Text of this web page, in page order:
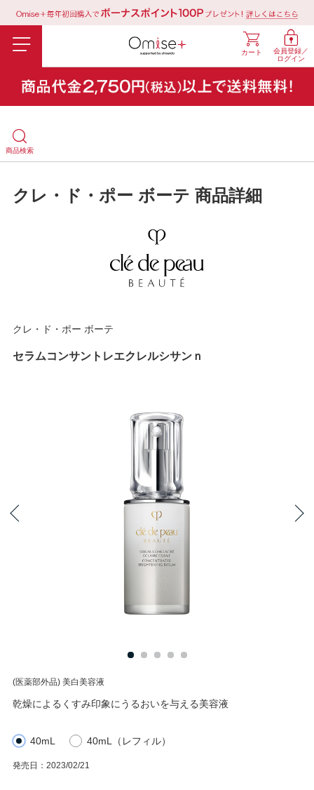
会員登録／
ログイン
カート
商品検索
クレ・ド・ポー ボーテ 商品詳細
クレ・ド・ポー ボーテ
セラムコンサントレエクレルシサンｎ
(医薬部外品) 美白美容液
乾燥によるくすみ印象にうるおいを与える美容液
40mL 40mL（レフィル）
発売日： 2023/02/21